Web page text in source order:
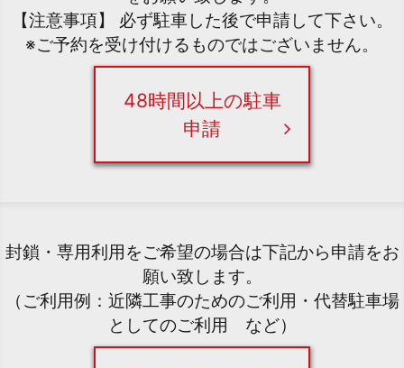
【注意事項】 必ず駐車した後で申請して下さい。
※ご予約を受け付けるものではございません。
48時間以上の駐車
申請
封鎖・専用利用をご希望の場合は下記から申請をお
願い致します。
（ご利用例：近隣工事のためのご利用・代替駐車場
としてのご利用 など）